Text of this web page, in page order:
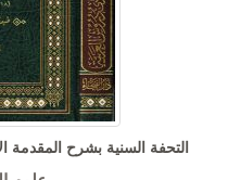
التحفة السنية بشرح المقدمة